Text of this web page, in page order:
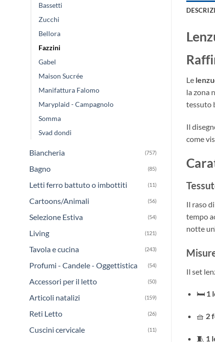
Bassetti
Zucchi
Bellora
Fazzini
Gabel
Maison Sucrée
Manifattura Falomo
Maryplaid - Campagnolo
Somma
Svad dondi
Biancheria (757)
Bagno (85)
Letti ferro battuto o imbottiti (11)
Cartoons/Animali (56)
Selezione Estiva (54)
Living (121)
Tavola e cucina (243)
Profumi - Candele - Oggettistica (54)
Accessori per il letto (50)
Articoli natalizi (159)
Reti Letto (26)
Cuscini cervicale (11)
Le
la zona
tessuto
Il
come
Il raso
tempo
notte
Il set
🛏️ 1
🧺 2
🧵 1